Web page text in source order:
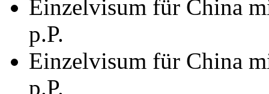
Einzelvisum für China
p.P.
Einzelvisum für China
p.P.